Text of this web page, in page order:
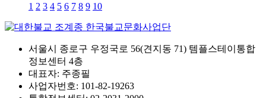
1 2 3 4 5 6 7 8 9 10
서울시 종로구 우정국로 56(견지동 71) 템플스테이통합
정보센터 4층
대표자: 주종필
사업자번호: 101-82-19263